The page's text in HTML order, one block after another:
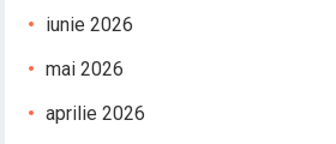
iunie 2026
mai 2026
aprilie 2026